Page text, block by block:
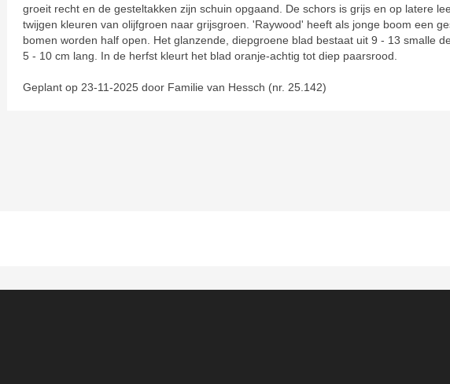
groeit recht en de gesteltakken zijn schuin opgaand. De schors is grijs en op latere
twijgen kleuren van olijfgroen naar grijsgroen. 'Raywood' heeft als jonge boom een
bomen worden half open. Het glanzende, diepgroene blad bestaat uit 9 - 13 smalle
5 - 10 cm lang. In de herfst kleurt het blad oranje-achtig tot diep paarsrood.
Geplant op 23-11-2025 door Familie van Hessch (nr. 25.142)